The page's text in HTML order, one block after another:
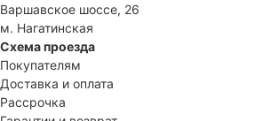
Варшавское шоссе, 26
м. Нагатинская
Схема проезда
Покупателям
Доставка и оплата
Рассрочка